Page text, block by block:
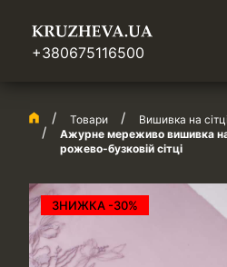
+380675116500
Товари
Вишивка на сітці
Ажурне мереживо вишивка на
рожево-бузковій сітці
ЗНИЖКА -30%